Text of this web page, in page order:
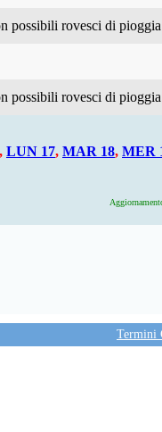
possibili rovesci di pioggia
possibili rovesci di pioggia
, LUN 17, MAR 18, MER
Termini